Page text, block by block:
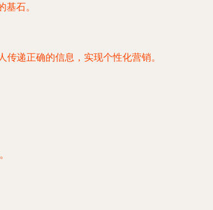
石。
递正确的信息，实现个性化营销。